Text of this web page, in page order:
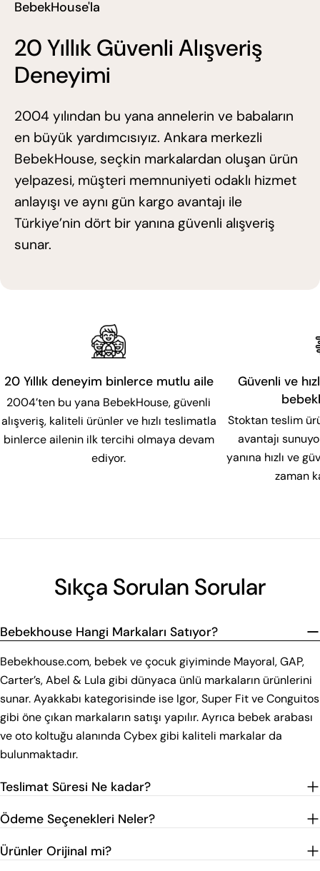
BebekHouse'la
20 Yıllık Güvenli Alışveriş
Deneyimi
2004 yılından bu yana annelerin ve babaların
en büyük yardımcısıyız. Ankara merkezli
BebekHouse, seçkin markalardan oluşan ürün
yelpazesi, müşteri memnuniyeti odaklı hizmet
anlayışı ve aynı gün kargo avantajı ile
Türkiye’nin dört bir yanına güvenli alışveriş
sunar.
20 Yıllık deneyim binlerce mutlu aile
2004’ten bu yana BebekHouse, güvenli
alışveriş, kaliteli ürünler ve hızlı teslimatla
binlerce ailenin ilk tercihi olmaya devam
ediyor.
Güvenli ve
Stoktan teslim
avantajı
yanına hızlı ve
zaman
Sıkça Sorulan Sorular
Bebekhouse Hangi Markaları Satıyor?
Bebekhouse.com, bebek ve çocuk giyiminde Mayoral, GAP,
Carter’s, Abel & Lula gibi dünyaca ünlü markaların ürünlerini
sunar. Ayakkabı kategorisinde ise Igor, Super Fit ve Conguitos
gibi öne çıkan markaların satışı yapılır. Ayrıca bebek arabası
ve oto koltuğu alanında Cybex gibi kaliteli markalar da
bulunmaktadır.
Teslimat Süresi Ne kadar?
Ödeme Seçenekleri Neler?
Ürünler Orijinal mi?